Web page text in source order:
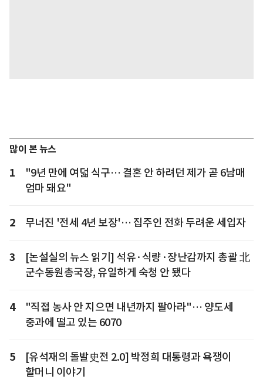
많이 본 뉴스
1
"9년 만에 여덟 식구… 결혼 안 하려던 제가 곧 6남매
엄마 돼요"
2 무너진 '전세 4년 보장'… 집주인 전화 두려운 세입자
3
[논설실의 뉴스 읽기] 석유·식량·장난감까지 총괄 北
군수동원총국장, 유일하게 숙청 안 됐다
4
"직접 농사 안 지으면 내년까지 팔아라"… 양도세
중과에 떨고 있는 6070
5
[유석재의 돌발史전 2.0] 박정희 대통령과 욕쟁이
할머니 이야기